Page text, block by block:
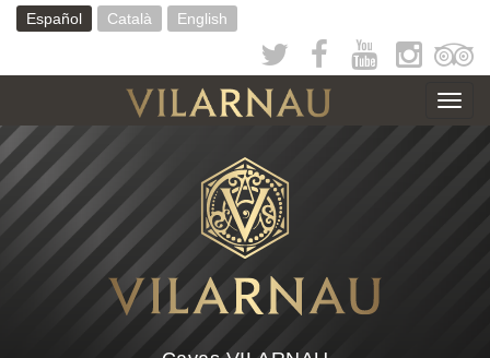
PasarEspañol Català English